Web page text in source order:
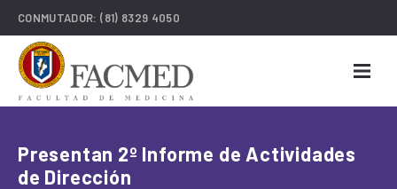
CONMUTADOR:(81) 8329 4050
Presentan 2º Informe de Actividades
de Dirección